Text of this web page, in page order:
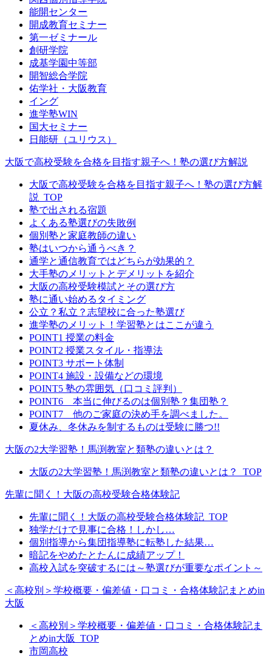
能開センター
開成教育セミナー
第一ゼミナール
創研学院
成基学園中等部
開智総合学院
佑学社・大阪教育
イング
進学塾WIN
国大セミナー
日能研（ユリウス）
大阪で高校受験を合格を目指す親子へ！塾の選び方解説
大阪で高校受験を合格を目指す親子へ！塾の選び方解
説_TOP
塾で出される宿題
よくある塾選びの失敗例
個別塾と家庭教師の違い
塾はいつから通うべき？
通学と通信教育ではどちらが効果的？
大手塾のメリットとデメリットを紹介
大阪の高校受験模試とその選び方
塾に通い始めるタイミング
公立？私立？志望校に合った塾選び
進学塾のメリット！学習塾とはここが違う
POINT1 授業の料金
POINT2 授業スタイル・指導法
POINT3 サポート体制
POINT4 施設・設備などの環境
POINT5 塾の雰囲気（口コミ評判）
POINT6 本当に伸びるのは個別塾？集団塾？
POINT7 他のご家庭の決め手を調べました。
夏休み、冬休みを制するものは受験に勝つ!!
大阪の2大学習塾！馬渕教室と類塾の違いとは？
大阪の2大学習塾！馬渕教室と類塾の違いとは？_TOP
先輩に聞く！大阪の高校受験合格体験記
先輩に聞く！大阪の高校受験合格体験記_TOP
独学だけで見事に合格！しかし…
個別指導から集団指導塾に転塾した結果…
暗記をやめたとたんに成績アップ！
高校入試を突破するには～塾選びが重要なポイント～
＜高校別＞学校概要・偏差値・口コミ・合格体験記まとめin
大阪
＜高校別＞学校概要・偏差値・口コミ・合格体験記ま
とめin大阪_TOP
市岡高校